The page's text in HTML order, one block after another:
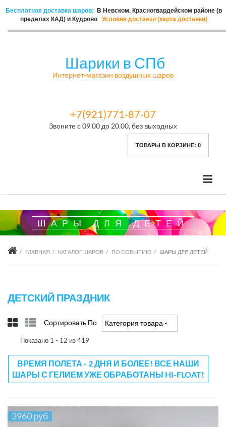
Бесплатная доставка шаров:
В Невском, Красногвардейском районе (в
пределах КАД) и Кудрово
Условия доставки (карта доставки)
Шарики в СПб
Интернет-магазин воздушных шаров
+7(921)771-87-07
Звоните с 09.00 до 20.00, без выходных
ТОВАРЫ В КОРЗИНЕ: 0
ШАРЫ ДЛЯ ДЕТЕЙ
ГЛАВНАЯ КАТАЛОГ ШАРОВ ПО СОБЫТИЮ ШАРЫ ДЛЯ ДЕТЕЙ
ДЕТСКИЙ ПРАЗДНИК
Сортировать По Категория товара +/-
Показано 1 - 12 из 419
ВРЕМЯ ПОЛЕТА - 2 ДНЯ И БОЛЕЕ! ВСЕ НАШИ
ШАРЫ С ГЕЛИЕМ УЖЕ ОБРАБОТАНЫ HI-FLOAT!
3960 руб